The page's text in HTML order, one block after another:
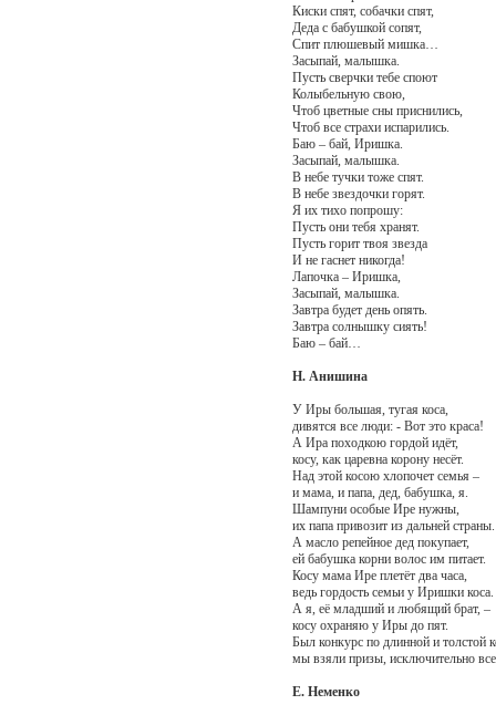
Киски спят, собачки спят,
Деда с бабушкой сопят,
Спит плюшевый мишка…
Засыпай, малышка.
Пусть сверчки тебе споют
Колыбельную свою,
Чтоб цветные сны приснились,
Чтоб все страхи испарились.
Баю – бай, Иришка.
Засыпай, малышка.
В небе тучки тоже спят.
В небе звездочки горят.
Я их тихо попрошу:
Пусть они тебя хранят.
Пусть горит твоя звезда
И не гаснет никогда!
Лапочка – Иришка,
Засыпай, малышка.
Завтра будет день опять.
Завтра солнышку сиять!
Баю – бай…
Н. Анишина
У Иры большая, тугая коса,
дивятся все люди: - Вот это краса!
А Ира походкою гордой идёт,
косу, как царевна корону несёт.
Над этой косою хлопочет семья –
и мама, и папа, дед, бабушка, я.
Шампуни особые Ире нужны,
их папа привозит из дальней страны.
А масло репейное дед покупает,
ей бабушка корни волос им питает.
Косу мама Ире плетёт два часа,
ведь гордость семьи у Иришки коса.
А я, её младший и любящий брат, –
косу охраняю у Иры до пят.
Был конкурс по длинной и толстой
мы взяли призы, исключительно
Е. Неменко